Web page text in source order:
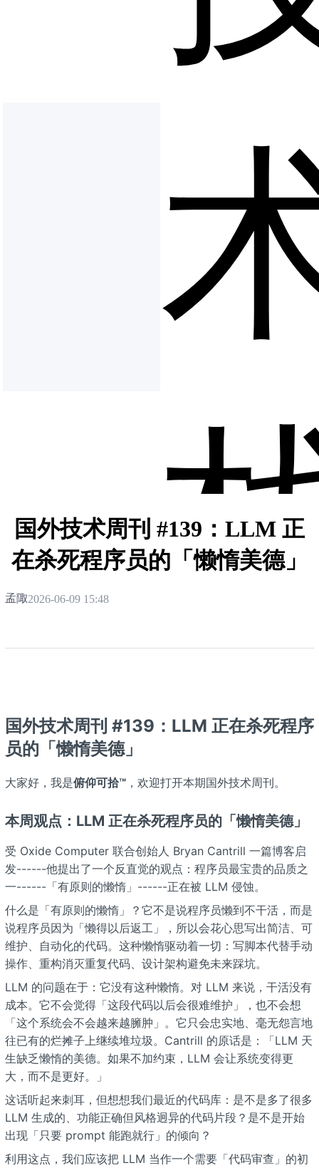
国外技术周刊 #139：LLM 正
在杀死程序员的「懒惰美德」
孟陬2026-06-09 15:48
国外技术周刊 #139：LLM 正在杀死程序
员的「懒惰美德」
大家好，我是俯仰可拾™，欢迎打开本期国外技术周刊。
本周观点：LLM 正在杀死程序员的「懒惰美德」
受 Oxide Computer 联合创始人 Bryan Cantrill 一篇博客启
发------他提出了一个反直觉的观点：程序员最宝贵的品质之
一------「有原则的懒惰」------正在被 LLM 侵蚀。
什么是「有原则的懒惰」？它不是说程序员懒到不干活，而是
说程序员因为「懒得以后返工」，所以会花心思写出简洁、可
维护、自动化的代码。这种懒惰驱动着一切：写脚本代替手动
操作、重构消灭重复代码、设计架构避免未来踩坑。
LLM 的问题在于：它没有这种懒惰。对 LLM 来说，干活没有
成本。它不会觉得「这段代码以后会很难维护」，也不会想
「这个系统会不会越来越臃肿」。它只会忠实地、毫无怨言地
往已有的烂摊子上继续堆垃圾。Cantrill 的原话是：「LLM 天
生缺乏懒惰的美德。如果不加约束，LLM 会让系统变得更
大，而不是更好。」
这话听起来刺耳，但想想我们最近的代码库：是不是多了很多
LLM 生成的、功能正确但风格迥异的代码片段？是不是开始
出现「只要 prompt 能跑就行」的倾向？
利用这点，我们应该把 LLM 当作一个需要「代码审查」的初